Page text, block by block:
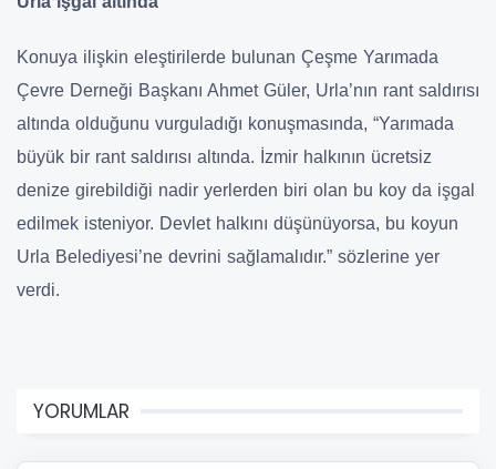
Konuya ilişkin eleştirilerde bulunan Çeşme Yarımada
Çevre Derneği Başkanı Ahmet Güler, Urla’nın rant saldırısı
altında olduğunu vurguladığı konuşmasında, “Yarımada
büyük bir rant saldırısı altında. İzmir halkının ücretsiz
denize girebildiği nadir yerlerden biri olan bu koy da işgal
edilmek isteniyor. Devlet halkını düşünüyorsa, bu koyun
Urla Belediyesi’ne devrini sağlamalıdır.” sözlerine yer
verdi.
YORUMLAR